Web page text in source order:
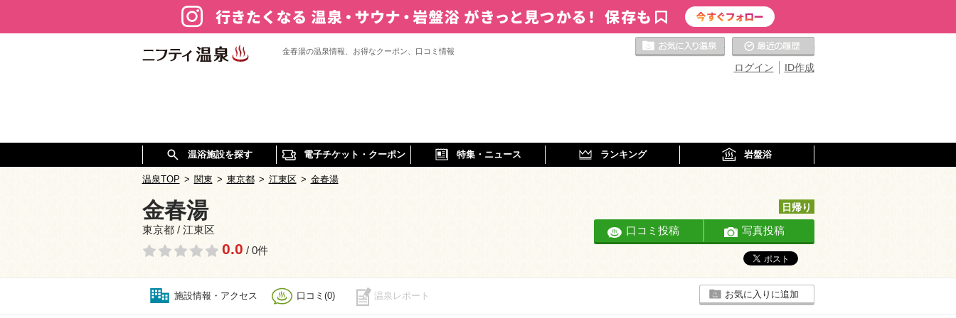
金春湯の温泉情報、お得なクーポン、口コミ情報
ID作成
ログイン
お気に入りの温泉
温浴施設を探す 電子チケット・クーポン 特集・ニュース ランキング 岩盤浴
温泉TOP > 関東 > 東京都 > 江東区 > 金春湯
金春湯
東京都 / 江東区
0.0 / 0件
日帰り
口コミ投稿 写真投稿
施設情報・アクセス 口コミ(0) 温泉レポート お気に入りに追加